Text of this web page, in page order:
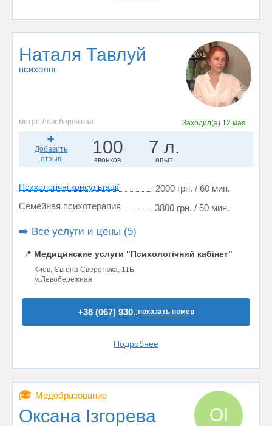
Наталя Тавлуй
психолог
метро Левобережная Заходил(а) 12 мая
Добавить
отзыв
100
звонков
7 л.
опыт
Психологічні консультації
2000 грн. / 60 мин.
Семейная психотерапия
3800 грн. / 50 мин.
➡️ Все услуги и цены (5)
📍 Медицинские услуги "Психологічний кабінет"
Киев, Євгена Сверстюка, 11Б
м.Левобережная
+38 (067) 930..показать номер
Подробнее
🎓 Медобразование
Оксана Ізгорева ОІ